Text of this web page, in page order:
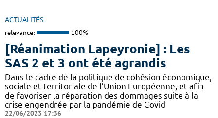
ACTUALITÉS
relevance: 100%
[Réanimation Lapeyronie] : Les
SAS 2 et 3 ont été agrandis
Dans le cadre de la politique de cohésion économique,
sociale et territoriale de l’Union Européenne, et afin
de favoriser la réparation des dommages suite à la
crise engendrée par la pandémie de Covid
22/06/2023 17:36